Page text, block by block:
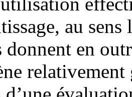
au
en